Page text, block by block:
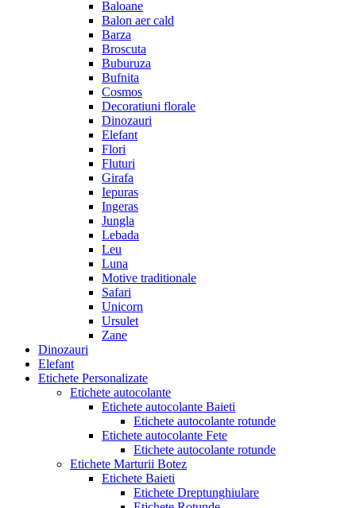
Baloane
Balon aer cald
Barza
Broscuta
Buburuza
Bufnita
Cosmos
Decoratiuni florale
Dinozauri
Elefant
Flori
Fluturi
Girafa
Iepuras
Ingeras
Jungla
Lebada
Leu
Luna
Motive traditionale
Safari
Unicorn
Ursulet
Zane
Dinozauri
Elefant
Etichete Personalizate
Etichete autocolante
Etichete autocolante Baieti
Etichete autocolante rotunde
Etichete autocolante Fete
Etichete autocolante rotunde
Etichete Marturii Botez
Etichete Baieti
Etichete Dreptunghiulare